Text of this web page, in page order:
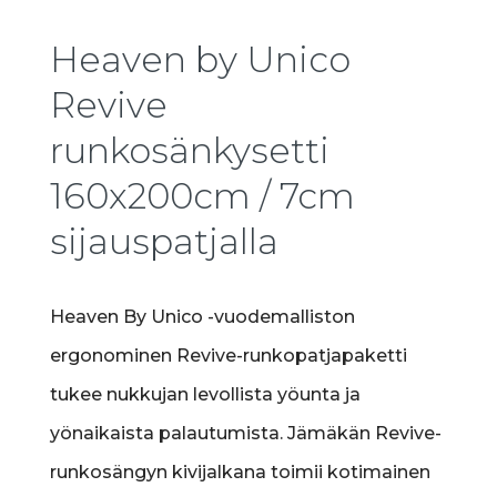
Heaven by Unico
Revive
runkosänkysetti
160x200cm / 7cm
sijauspatjalla
Heaven By Unico -vuodemalliston
ergonominen Revive-runkopatjapaketti
tukee nukkujan levollista yöunta ja
yönaikaista palautumista. Jämäkän Revive-
runkosängyn kivijalkana toimii kotimainen